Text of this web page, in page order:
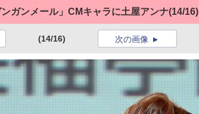
ンガンメール」CMキャラに土屋アンナ(14/16)
(14/16) 次の画像